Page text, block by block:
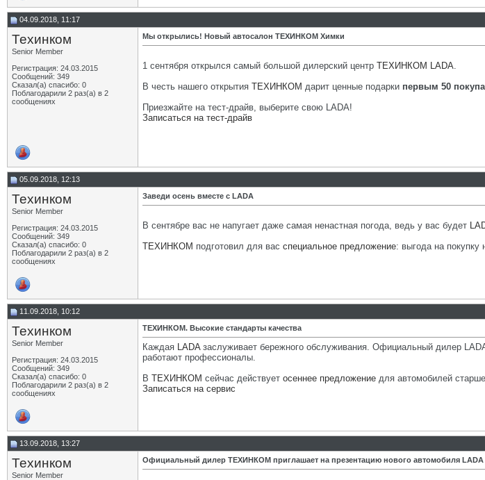
04.09.2018, 11:17
Техинком
Senior Member
Регистрация: 24.03.2015
Сообщений: 349
Сказал(а) спасибо: 0
Поблагодарили 2 раз(а) в 2
сообщениях
Мы открылись! Новый автосалон ТЕХИНКОМ Химки
1 сентября открылся самый большой дилерский центр ТЕХИНКОМ LADA.
В честь нашего открытия ТЕХИНКОМ дарит ценные подарки первым 50
Приезжайте на тест-драйв, выберите свою LADA!
Записаться на тест-драйв
05.09.2018, 12:13
Техинком
Senior Member
Регистрация: 24.03.2015
Сообщений: 349
Сказал(а) спасибо: 0
Поблагодарили 2 раз(а) в 2
сообщениях
Заведи осень вместе с LADA
В сентябре вас не напугает даже самая ненастная погода, ведь у вас будет
ТЕХИНКОМ подготовил для вас специальное предложение: выгода на покупку
11.09.2018, 10:12
Техинком
Senior Member
Регистрация: 24.03.2015
Сообщений: 349
Сказал(а) спасибо: 0
Поблагодарили 2 раз(а) в 2
сообщениях
ТЕХИНКОМ. Высокие стандарты качества
Каждая LADAзаслуживает бережного обслуживания. Официальный дилер
работают профессионалы.
В ТЕХИНКОМ сейчас действует осеннее предложение для автомобилей
Записаться на сервис
13.09.2018, 13:27
Техинком
Senior Member
Официальный дилер ТЕХИНКОМ приглашает на презентацию нового автомобиля LADA